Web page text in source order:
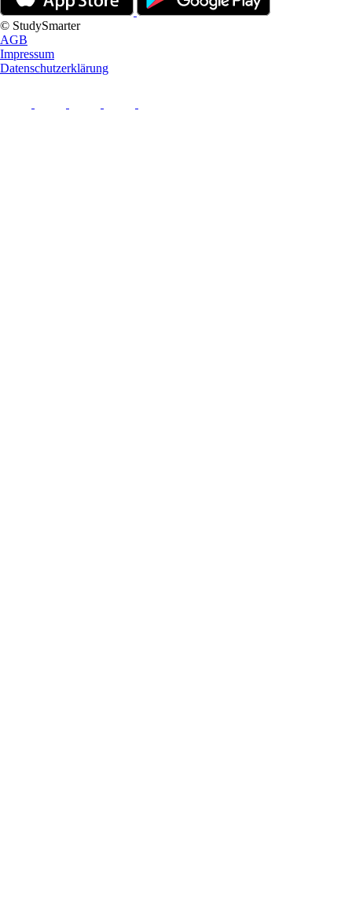
© StudySmarter
AGB
Impressum
Datenschutzerklärung